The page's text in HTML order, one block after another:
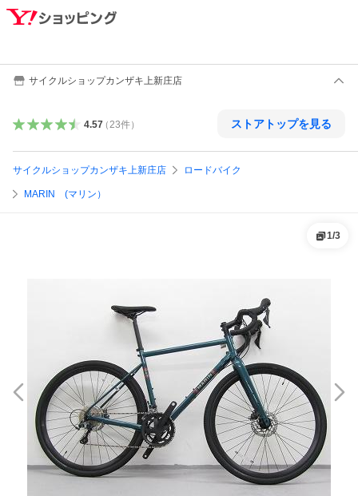
サイクルショップカンザキ上新庄店
4.57（ 23件） ストアトップを見る
サイクルショップカンザキ上新庄店 ロードバイク
MARIN (マリン）
1/3